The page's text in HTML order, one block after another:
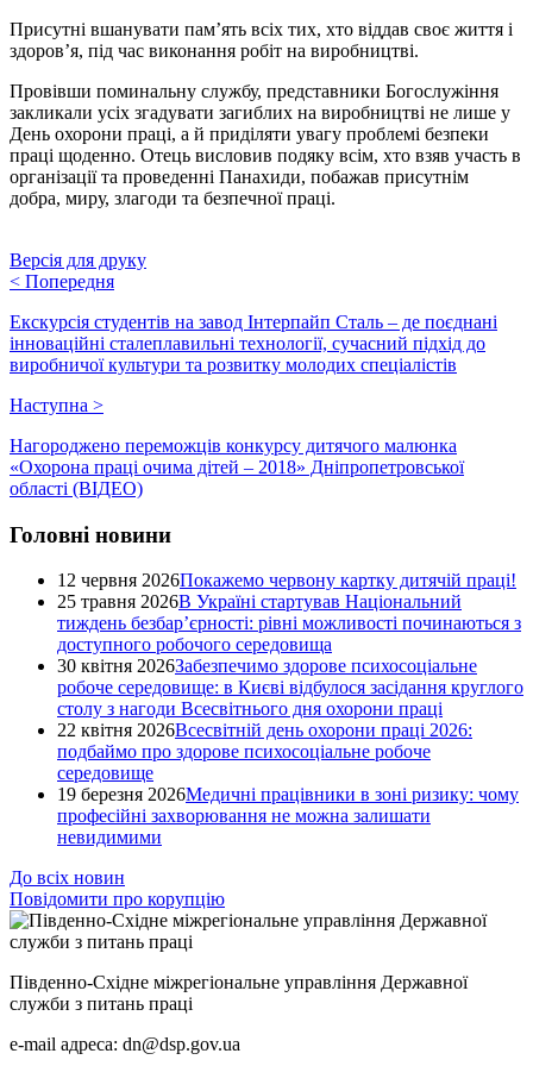
Присутні вшанувати пам’ять всіх тих, хто віддав своє життя і
здоров’я, під час виконання робіт на виробництві.
Провівши поминальну службу, представники Богослужіння
закликали усіх згадувати загиблих на виробництві не лише у
День охорони праці, а й приділяти увагу проблемі безпеки
праці щоденно. Отець висловив подяку всім, хто взяв участь в
організації та проведенні Панахиди, побажав присутнім
добра, миру, злагоди та безпечної праці.
Версія для друку
< Попередня
Екскурсія студентів на завод Інтерпайп Сталь – де поєднані
інноваційні сталеплавильні технології, сучасний підхід до
виробничої культури та розвитку молодих спеціалістів
Наступна >
Нагороджено переможців конкурсу дитячого малюнка
«Охорона праці очима дітей – 2018» Дніпропетровської
області (ВІДЕО)
Головні новини
12 червня 2026Покажемо червону картку дитячій праці!
25 травня 2026В Україні стартував Національний
тиждень безбар’єрності: рівні можливості починаються з
доступного робочого середовища
30 квітня 2026Забезпечимо здорове психосоціальне
робоче середовище: в Києві відбулося засідання круглого
столу з нагоди Всесвітнього дня охорони праці
22 квітня 2026Всесвітній день охорони праці 2026:
подбаймо про здорове психосоціальне робоче
середовище
19 березня 2026Медичні працівники в зоні ризику: чому
професійні захворювання не можна залишати
невидимими
До всіх новин
Повідомити про корупцію
Південно-Східне міжрегіональне управління Державної
служби з питань праці
e-mail адреса: dn@dsp.gov.ua